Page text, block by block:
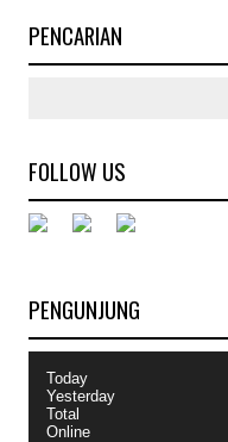
PENCARIAN
FOLLOW US
PENGUNJUNG
Today
Yesterday
Total
Online